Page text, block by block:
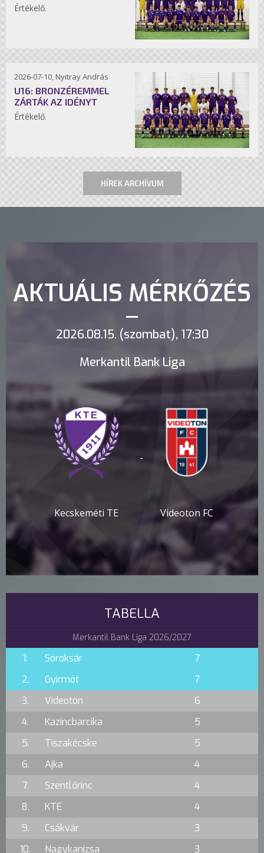
Értékelő.
2026-07-10, Nyitray András
U16: BRONZÉREMMEL
ZÁRTÁK AZ IDÉNYT
Értékelő.
HÍREK ARCHÍVUM
AKTUÁLIS MÉRKŐZÉS
2026.08.15. (szombat), 17:30
Merkantil Bank Liga
Kecskeméti TE
-
Videoton FC
TABELLA
Merkantil Bank Liga 2026/2027
1. Soroksár
7
2.
Gyirmót
7
3.
Videoton
6
4.
Kazincbarcika
5
5.
Tiszakécske
5
6.
Ajka
4
7.
Szentlőrinc
4
8.
KTE
4
9.
Csákvár
3
10.
Nagykanizsa 3